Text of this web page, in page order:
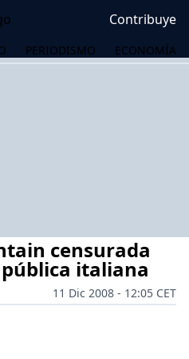
Contribuye
PERIODISMO ECONOMÍA
censurada
italiana
11 Dic 2008 - 12:05 CET